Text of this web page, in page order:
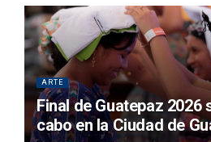
ARTE
Final de Guatepaz 2026
cabo en la Ciudad de